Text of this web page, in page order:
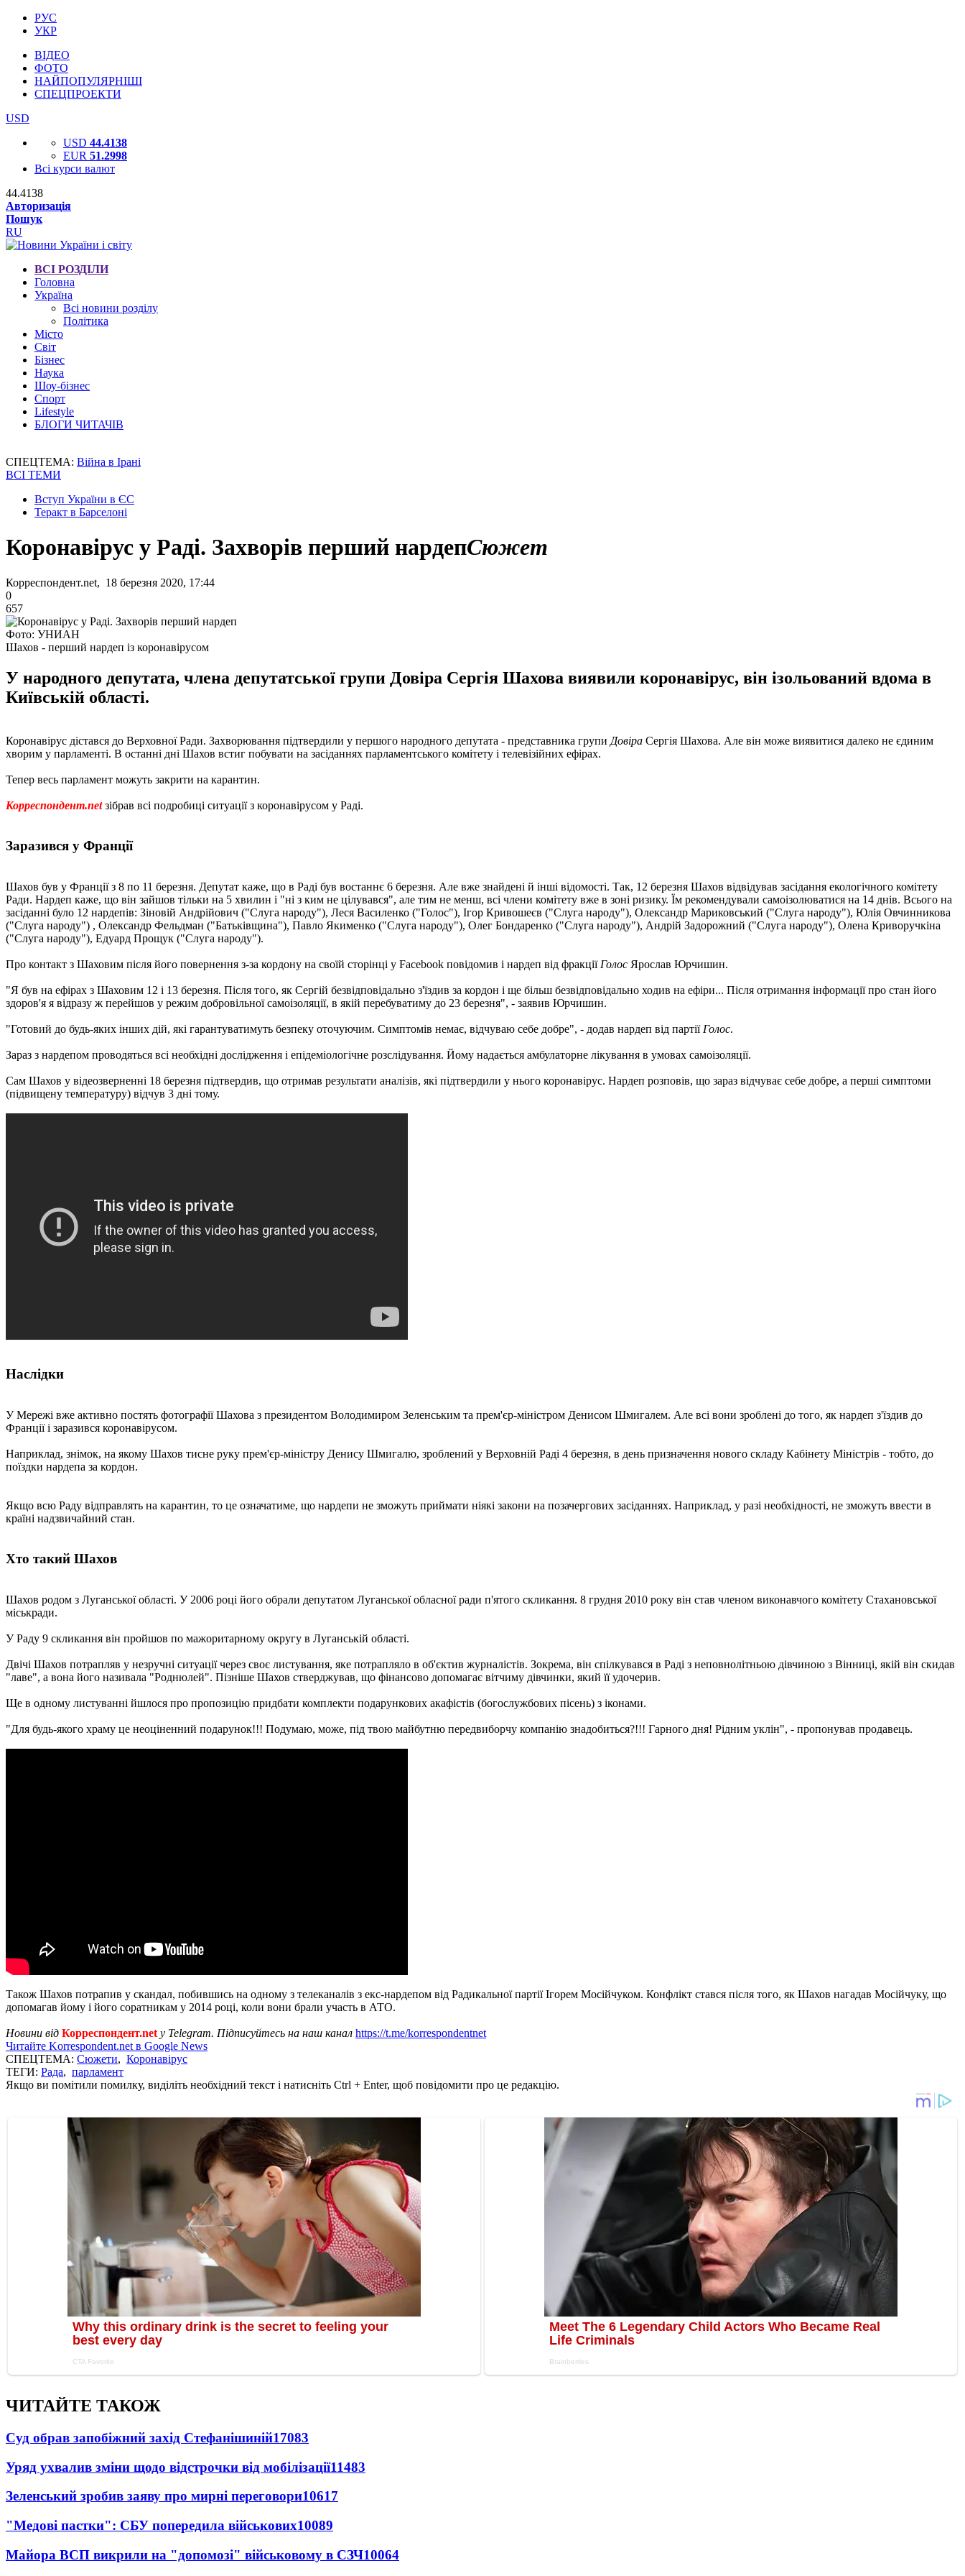
РУС
УКР
ВІДЕО
ФОТО
НАЙПОПУЛЯРНІШІ
СПЕЦПРОЕКТИ
USD
USD 44.4138
EUR 51.2998
Всі курси валют
44.4138
Авторизація
Пошук
RU
ВСІ РОЗДІЛИ
Головна
Україна
Всі новини розділу
Політика
Місто
Світ
Бізнес
Наука
Шоу-бізнес
Спорт
Lifestyle
БЛОГИ ЧИТАЧІВ
СПЕЦТЕМА: Війна в Ірані
ВСІ ТЕМИ
Вступ України в ЄС
Теракт в Барселоні
Коронавірус у Раді. Захворів перший нардепСюжет
Корреспондент.net, 18 березня 2020, 17:44
0
657
Фото: УНИАН
Шахов - перший нардеп із коронавірусом
У народного депутата, члена депутатської групи Довіра Сергія Шахова виявили коронавірус, він ізольований вдома в
Київській області.
Коронавірус дістався до Верховної Ради. Захворювання підтвердили у першого народного депутата - представника групи Довіра Сергія Шахова. Але він може виявитися далеко не єдиним
хворим у парламенті. В останні дні Шахов встиг побувати на засіданнях парламентського комітету і телевізійних ефірах.
Тепер весь парламент можуть закрити на карантин.
Корреспондент.netзібрав всі подробиці ситуації з коронавірусом у Раді.
Заразився у Франції
Шахов був у Франції з 8 по 11 березня. Депутат каже, що в Раді був востаннє 6 березня. Але вже знайдені й інші відомості. Так, 12 березня Шахов відвідував засідання екологічного комітету
Ради. Нардеп каже, що він зайшов тільки на 5 хвилин і "ні з ким не цілувався", але тим не менш, всі члени комітету вже в зоні ризику. Їм рекомендували самоізолюватися на 14 днів. Всього на
засіданні було 12 нардепів: Зіновій Андрійович ("Слуга народу"), Леся Василенко ("Голос"), Ігор Кривошеєв ("Слуга народу"), Олександр Мариковський ("Слуга народу"), Юлія Овчинникова
("Слуга народу") , Олександр Фельдман ("Батьківщина"), Павло Якименко ("Слуга народу"), Олег Бондаренко ("Слуга народу"), Андрій Задорожний ("Слуга народу"), Олена Криворучкіна
("Слуга народу"), Едуард Прощук ("Слуга народу").
Про контакт з Шаховим після його повернення з-за кордону на своїй сторінці у Facebook повідомив і нардеп від фракціїГолос Ярослав Юрчишин.
"Я був на ефірах з Шаховим 12 і 13 березня. Після того, як Сергій безвідповідально з'їздив за кордон і ще більш безвідповідально ходив на ефіри... Після отримання інформації про стан його
здоров'я я відразу ж перейшов у режим добровільної самоізоляції, в якій перебуватиму до 23 березня", - заявив Юрчишин.
"Готовий до будь-яких інших дій, які гарантуватимуть безпеку оточуючим. Симптомів немає, відчуваю себе добре", - додав нардеп від партіїГолос.
Зараз з нардепом проводяться всі необхідні дослідження і епідеміологічне розслідування. Йому надається амбулаторне лікування в умовах самоізоляції.
Сам Шахов у відеозверненні 18 березня підтвердив, що отримав результати аналізів, які підтвердили у нього коронавірус. Нардеп розповів, що зараз відчуває себе добре, а перші симптоми
(підвищену температуру) відчув 3 дні тому.
Наслідки
У Мережі вже активно постять фотографії Шахова з президентом Володимиром Зеленським та прем'єр-міністром Денисом Шмигалем. Але всі вони зроблені до того, як нардеп з'їздив до
Франції і заразився коронавірусом.
Наприклад, знімок, на якому Шахов тисне руку прем'єр-міністру Денису Шмигалю, зроблений у Верховній Раді 4 березня, в день призначення нового складу Кабінету Міністрів - тобто, до
поїздки нардепа за кордон.
Якщо всю Раду відправлять на карантин, то це означатиме, що нардепи не зможуть приймати ніякі закони на позачергових засіданнях. Наприклад, у разі необхідності, не зможуть ввести в
країні надзвичайний стан.
Хто такий Шахов
Шахов родом з Луганської області. У 2006 році його обрали депутатом Луганської обласної ради п'ятого скликання. 8 грудня 2010 року він став членом виконавчого комітету Стахановської
міськради.
У Раду 9 скликання він пройшов по мажоритарному округу в Луганській області.
Двічі Шахов потрапляв у незручні ситуації через своє листування, яке потрапляло в об'єктив журналістів. Зокрема, він спілкувався в Раді з неповнолітньою дівчиною з Вінниці, якій він скидав
"лаве", а вона його називала "Роднюлей". Пізніше Шахов стверджував, що фінансово допомагає вітчиму дівчинки, який її удочерив.
Ще в одному листуванні йшлося про пропозицію придбати комплекти подарункових акафістів (богослужбових пісень) з іконами.
"Для будь-якого храму це неоціненний подарунок!!! Подумаю, може, під твою майбутню передвиборчу компанію знадобиться?!!! Гарного дня! Рідним уклін", - пропонував продавець.
Також Шахов потрапив у скандал, побившись на одному з телеканалів з екс-нардепом від Радикальної партії Ігорем Мосійчуком. Конфлікт стався після того, як Шахов нагадав Мосійчуку, що
допомагав йому і його соратникам у 2014 році, коли вони брали участь в АТО.
Новини від Корреспондент.net у Telegram. Підписуйтесь на наш канал https://t.me/korrespondentnet
Читайте Korrespondent.net в Google News
СПЕЦТЕМА: Сюжети, Коронавірус
ТЕГИ: Рада, парламент
Якщо ви помітили помилку, виділіть необхідний текст і натисніть Ctrl + Enter, щоб повідомити про це редакцію.
ЧИТАЙТЕ ТАКОЖ
Суд обрав запобіжний захід Стефанішиній17083
Уряд ухвалив зміни щодо відстрочки від мобілізації11483
Зеленський зробив заяву про мирні переговори10617
"Медові пастки": СБУ попередила військових10089
Майора ВСП викрили на "допомозі" військовому в СЗЧ10064